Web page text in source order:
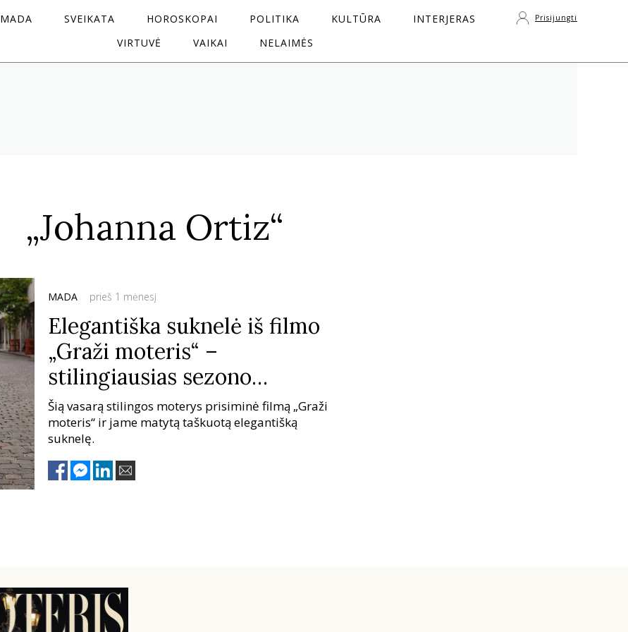
MADA SVEIKATA HOROSKOPAI POLITIKA KULTŪRA
INTERJERAS
VIRTUVĖ
VAIKAI NELAIMĖS
Prisijungti
„Johanna Ortiz“
MADA prieš 1 mėnesį
Elegantiška suknelė iš filmo
„Graži moteris“ –
stilingiausias sezono
pirkinys
Šią vasarą stilingos moterys prisiminė filmą „Graži
moteris“ ir jame matytą taškuotą elegantišką
suknelę.